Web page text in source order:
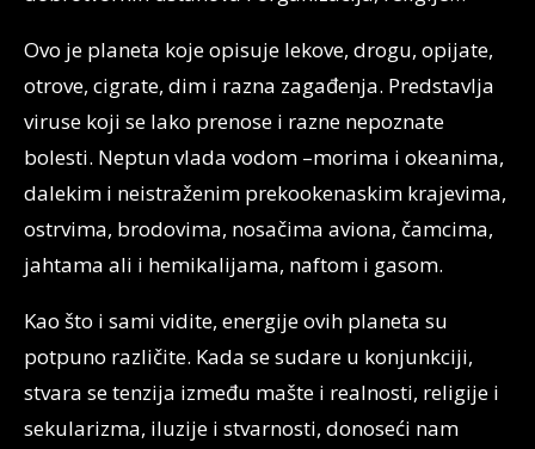
Ovo je planeta koje opisuje lekove, drogu, opijate,
otrove, cigrate, dim i razna zagađenja. Predstavlja
viruse koji se lako prenose i razne nepoznate
bolesti. Neptun vlada vodom –morima i okeanima,
dalekim i neistraženim prekookenaskim krajevima,
ostrvima, brodovima, nosačima aviona, čamcima,
jahtama ali i hemikalijama, naftom i gasom.
Kao što i sami vidite, energije ovih planeta su
potpuno različite. Kada se sudare u konjunkciji,
stvara se tenzija između mašte i realnosti, religije i
sekularizma, iluzije i stvarnosti, donoseći nam